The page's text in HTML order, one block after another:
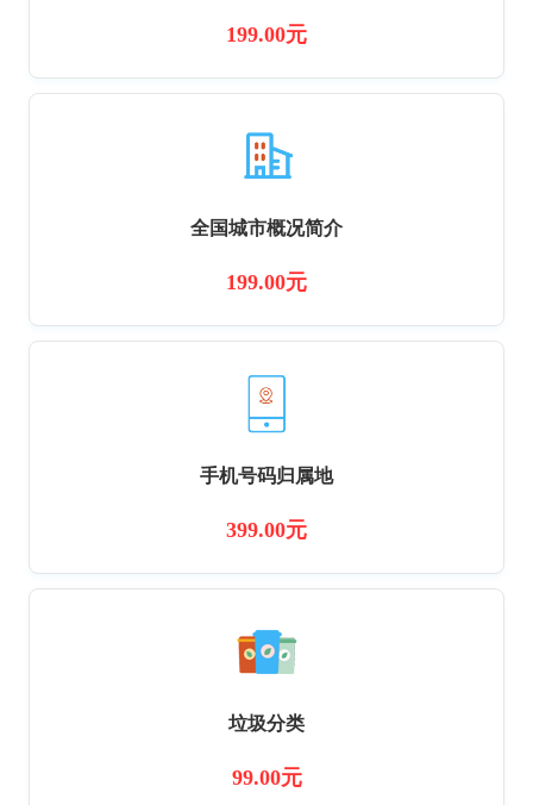
199.00元
全国城市概况简介
199.00元
手机号码归属地
399.00元
垃圾分类
99.00元